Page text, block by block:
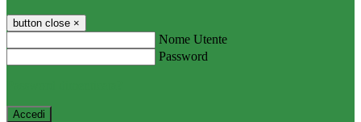
button close ×
Nome Utente
Password